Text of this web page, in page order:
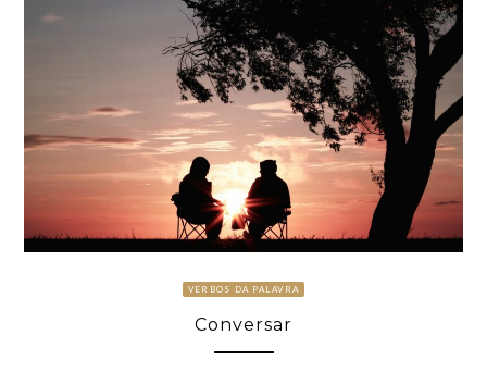
VERBOS DA PALAVRA
Conversar